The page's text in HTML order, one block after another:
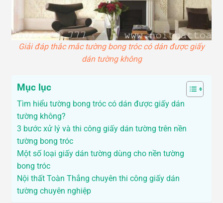
Giải đáp thắc mắc tường bong tróc có dán được giấy
dán tường không
Mục lục
Tìm hiểu tường bong tróc có dán được giấy dán
tường không?
3 bước xử lý và thi công giấy dán tường trên nền
tường bong tróc
Một số loại giấy dán tường dùng cho nền tường
bong tróc
Nội thất Toàn Thắng chuyên thi công giấy dán
tường chuyên nghiệp